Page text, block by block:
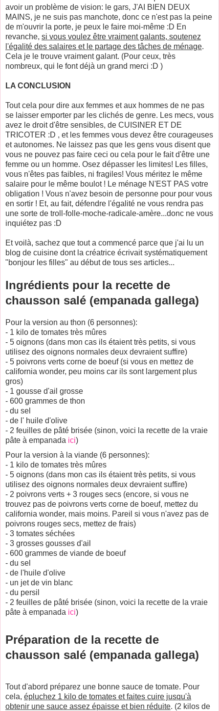
avoir un problème de vision: le gars, J'AI BIEN DEUX
MAINS, je ne suis pas manchote, donc ce n'est pas la peine
de m'ouvrir la porte, je peux le faire moi-même :D En
revanche, si vous voulez être vraiment galants, soutenez
l'égalité des salaires et le partage des tâches de ménage.
Cela je le trouve vraiment galant. (Pour ceux, très
nombreux, qui le font déjà un grand merci :D )
LA CONCLUSION
Tout cela pour dire aux femmes et aux hommes de ne pas
se laisser emporter par les clichés de genre. Les mecs, vous
avez le droit d'être sensibles, de CUISINER ET DE
TRICOTER :D , et les femmes vous devez être courageuses
et autonomes. Ne laissez pas que les gens vous disent que
vous ne pouvez pas faire ceci ou cela pour le fait d'être une
femme ou un homme. Osez dépasser les limites! Les filles,
vous n'êtes pas faibles, ni fragiles! Vous méritez le même
salaire pour le même boulot ! Le ménage N'EST PAS votre
obligation ! Vous n'avez besoin de personne pour pour vous
en sortir ! Et, au fait, défendre l'égalité ne vous rendra pas
une sorte de troll-folle-moche-radicale-amère...donc ne vous
inquiétez pas :D
Et voilà, sachez que tout a commencé parce que j'ai lu un
blog de cuisine dont la créatrice écrivait systématiquement
"bonjour les filles" au début de tous ses articles...
Ingrédients pour la recette de
chausson salé (empanada gallega)
Pour la version au thon (6 personnes):
- 1 kilo de tomates très mûres
- 5 oignons (dans mon cas ils étaient très petits, si vous
utilisez des oignons normales deux devraient suffire)
- 5 poivrons verts corne de boeuf (si vous en mettez de
california wonder, peu moins car ils sont largement plus
gros)
- 1 gousse d'ail grosse
- 600 grammes de thon
- du sel
- de l' huile d'olive
- 2 feuilles de pâté brisée (sinon, voici la recette de la vraie
pâte à empanada ici)
Pour la version à la viande (6 personnes):
- 1 kilo de tomates très mûres
- 5 oignons (dans mon cas ils étaient très petits, si vous
utilisez des oignons normales deux devraient suffire)
- 2 poivrons verts + 3 rouges secs (encore, si vous ne
trouvez pas de poivrons verts corne de boeuf, mettez du
california wonder, mais moins. Pareil si vous n'avez pas de
poivrons rouges secs, mettez de frais)
- 3 tomates séchées
- 3 grosses gousses d'ail
- 600 grammes de viande de boeuf
- du sel
- de l'huile d'olive
- un jet de vin blanc
- du persil
- 2 feuilles de pâté brisée (sinon, voici la recette de la vraie
pâte à empanada ici)
Préparation de la recette de
chausson salé (empanada gallega)
Tout d'abord préparez une bonne sauce de tomate. Pour
cela, épluchez 1 kilo de tomates et faites cuire jusqu'à
obtenir une sauce assez épaisse et bien réduite. (2 kilos de